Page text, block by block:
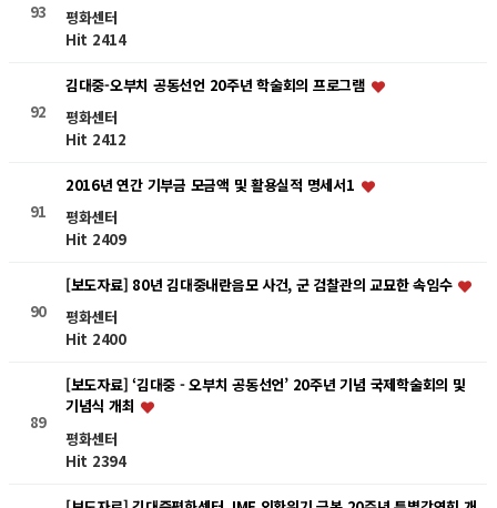
93
평화센터
Hit 2414
92
김대중-오부치 공동선언 20주년 학술회의 프로그램
평화센터
Hit 2412
91
2016년 연간 기부금 모금액 및 활용실적 명세서1
평화센터
Hit 2409
90
[보도자료] 80년 김대중내란음모 사건, 군 검찰관의 교묘한 속임수
평화센터
Hit 2400
89
[보도자료] ‘김대중 - 오부치 공동선언’ 20주년 기념 국제학술회의 및
기념식 개최
평화센터
Hit 2394